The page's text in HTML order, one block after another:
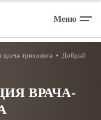
Меню
врача-трихолога
Добрый
ВРАЧА-